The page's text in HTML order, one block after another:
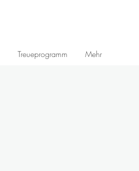
Treueprogramm Mehr